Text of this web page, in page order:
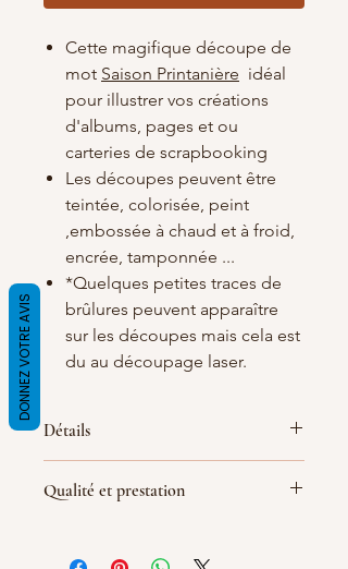
Cette magifique découpe de
mot Saison Printanière idéal
pour illustrer vos créations
d'albums, pages et ou
carteries de scrapbooking
Les découpes peuvent être
teintée, colorisée, peint
,embossée à chaud et à froid,
encrée, tamponnée ...
*Quelques petites traces de
brûlures peuvent apparaître
sur les découpes mais cela est
du au découpage laser.
Détails
1.5 mm d'épaisseur
varier)
Qualité et prestation
les découpes sont réalisé le jour de la
DONNEZ VOTRE AVIS